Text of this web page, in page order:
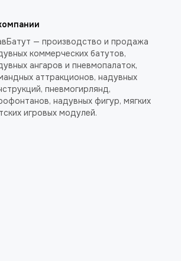
— производство и продажа
коммерческих батутов,
ангаров и пневмопалаток,
аттракционов, надувных
пневмогирлянд,
надувных фигур, мягких
игровых модулей.